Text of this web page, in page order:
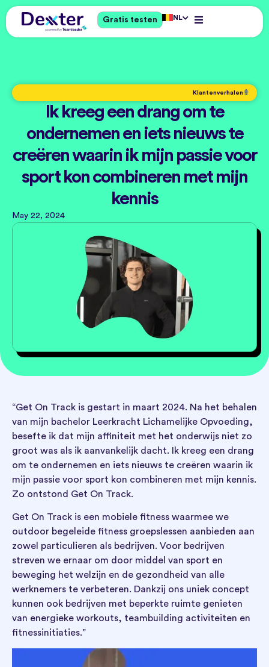
Gratis testen NL
Klantenverhalen
Ik kreeg een drang om te
ondernemen en iets nieuws te
creëren waarin ik mijn passie voor
sport kon combineren met mijn
kennis
May 22, 2024
“Get On Track is gestart in maart 2024. Na het behalen
van mijn bachelor Leerkracht Lichamelijke Opvoeding,
besefte ik dat mijn affiniteit met het onderwijs niet zo
groot was als ik aanvankelijk dacht. Ik kreeg een drang
om te ondernemen en iets nieuws te creëren waarin ik
mijn passie voor sport kon combineren met mijn kennis.
Zo ontstond Get On Track.
Get On Track is een mobiele fitness waarmee we
outdoor begeleide fitness groepslessen aanbieden aan
zowel particulieren als bedrijven. Voor bedrijven
streven we ernaar om door middel van sport en
beweging het welzijn en de gezondheid van alle
werknemers te verbeteren. Dankzij ons uniek concept
kunnen ook bedrijven met beperkte ruimte genieten
van energieke workouts, teambuilding activiteiten en
fitnessinitiaties.”